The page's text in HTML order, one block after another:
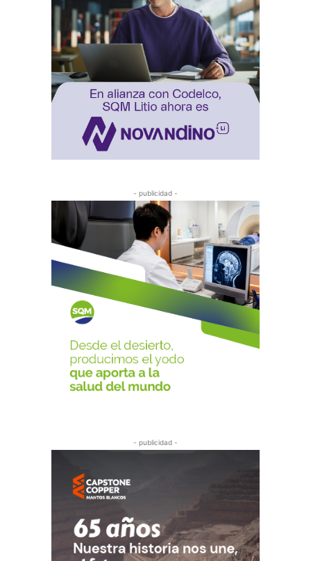
- publicidad -
- publicidad -